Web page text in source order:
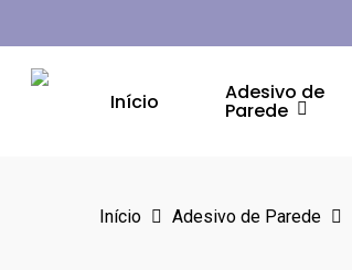
to
main
Início Adesivo de
Parede
Início Adesivo de Parede